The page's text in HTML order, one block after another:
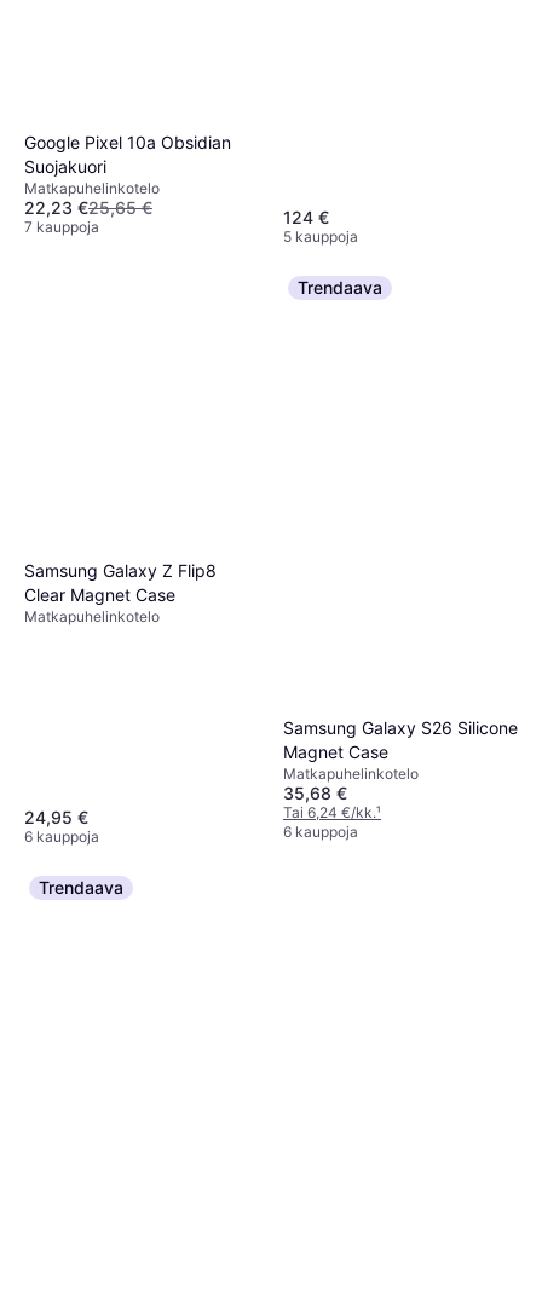
Google Pixel 10a Obsidian
Suojakuori
Matkapuhelinkotelo
22,23 €25,65 €
7 kauppoja 124 €
5 kauppoja
Samsung Galaxy Z Flip8
Clear Magnet Case
Matkapuhelinkotelo
24,95 €
6 kauppoja
Trendaava
Samsung Galaxy S26 Silicone
Magnet Case
Matkapuhelinkotelo
35,68 €
Tai 6,24 €/kk.¹
6 kauppoja
Trendaava